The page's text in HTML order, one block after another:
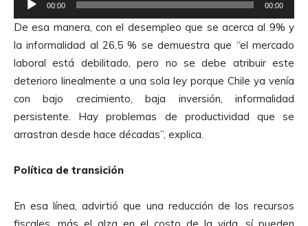
e
p
r
o
d
u
c
t
r
e
00:00 00:00
De esa manera, con el desempleo que se acerca al 9% y
la informalidad al 26,5 % se demuestra que “el mercado
laboral está debilitado, pero no se debe atribuir este
deterioro linealmente a una sola ley porque Chile ya venía
con bajo crecimiento, baja inversión, informalidad
persistente. Hay problemas de productividad que se
arrastran desde hace décadas”, explica.
Política de transición
En esa línea, advirtió que una reducción de los recursos
fiscales, más el alza en el costo de la vida, sí pueden